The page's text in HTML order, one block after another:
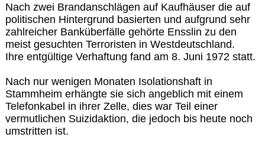
Nach zwei Brandanschlägen auf Kaufhäuser die auf
politischen Hintergrund basierten und aufgrund sehr
zahlreicher Banküberfälle gehörte Ensslin zu den
meist gesuchten Terroristen in Westdeutschland.
Ihre entgültige Verhaftung fand am 8. Juni 1972 statt.
Nach nur wenigen Monaten Isolationshaft in
Stammheim erhängte sie sich angeblich mit einem
Telefonkabel in ihrer Zelle, dies war Teil einer
vermutlichen Suizidaktion, die jedoch bis heute noch
umstritten ist.